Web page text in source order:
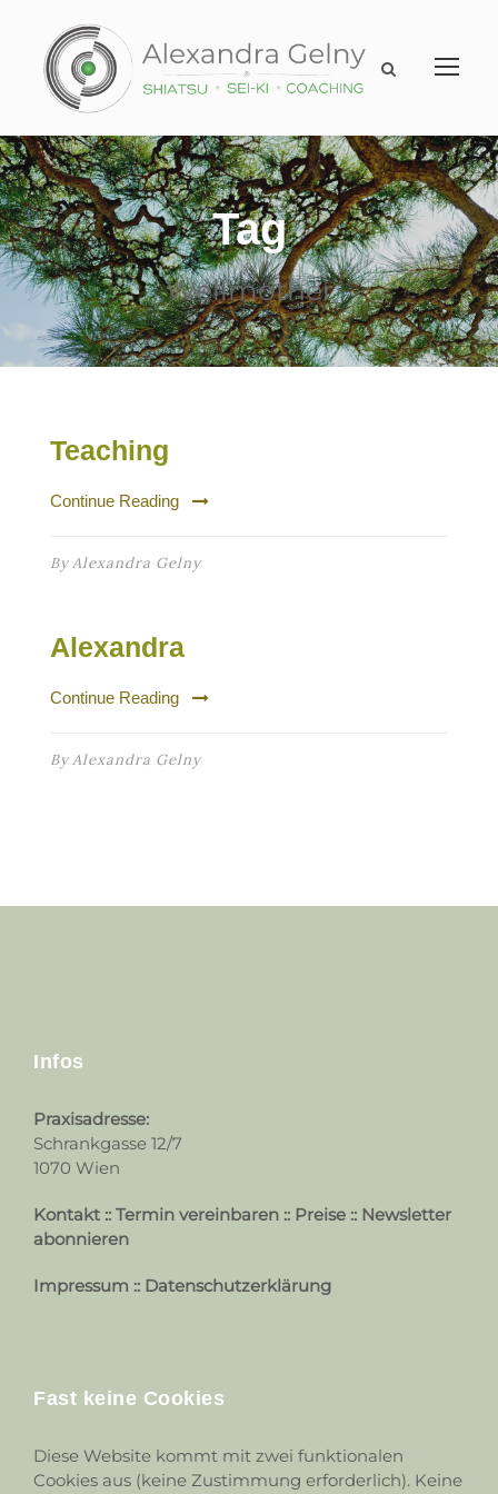
Tag
Wellmother
Teaching
Continue Reading
ByAlexandra Gelny
Alexandra
Continue Reading
ByAlexandra Gelny
Infos
Praxisadresse:
Schrankgasse 12/7
1070 Wien
Kontakt :: Termin vereinbaren :: Preise :: Newsletter
abonnieren
Impressum :: Datenschutzerklärung
Fast keine Cookies
Diese Website kommt mit zwei funktionalen
Cookies aus (keine Zustimmung erforderlich). Keine